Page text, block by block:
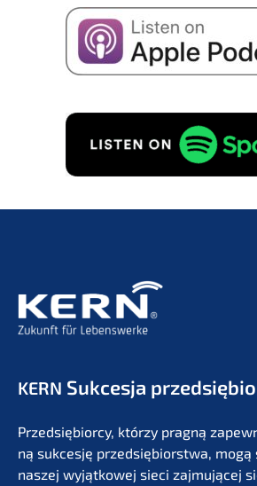
KERN Sukces­ja
Przedsię­bi­or­cy, którzy pragną
ną sukces­ję przedsię­bi­orst­wa, mogą
naszej wyjąt­ko­wej sieci zajmu­jącej